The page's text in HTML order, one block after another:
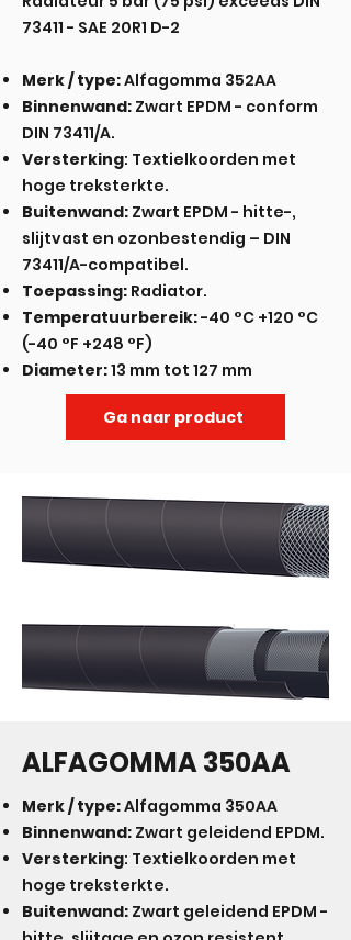
73411 - SAE 20R1 D-2
Merk / type:Alfagomma 352AA
Binnenwand: Zwart EPDM - conform
DIN 73411/A.
Versterking: Textielkoorden met
hoge treksterkte.
Buitenwand: Zwart EPDM - hitte-,
slijtvast en ozonbestendig – DIN
73411/A-compatibel.
Toepassing: Radiator.
Temperatuurbereik:-40 °C +120 °C
(-40 °F +248 °F)
Diameter:13 mm tot 127 mm
Ga naar product
ALFAGOMMA 350AA
Merk / type:Alfagomma 350AA
Binnenwand: Zwart geleidend EPDM.
Versterking: Textielkoorden met
hoge treksterkte.
Buitenwand: Zwart geleidend EPDM -